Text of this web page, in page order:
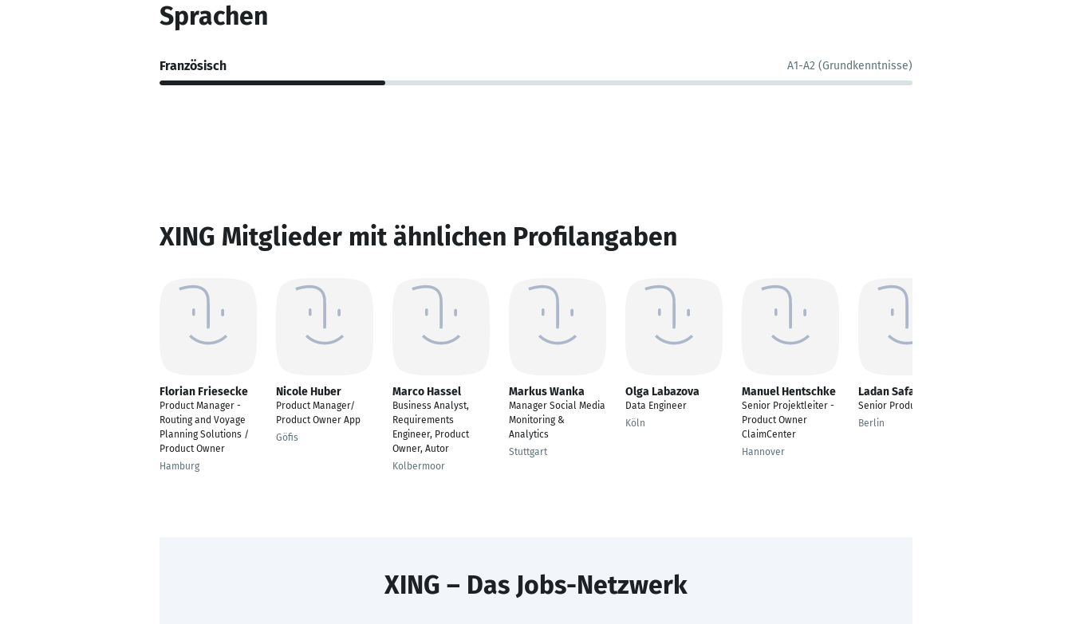
Sprachen
Französisch A1-A2 (Grundkenntnisse)
XING Mitglieder mit ähnlichen Profilangaben
Florian Friesecke
Product Manager -
Routing and Voyage
Planning Solutions /
Product Owner
Hamburg
Nicole Huber
Product Manager/
Product Owner App
Göfis
Marco Hassel
Business Analyst,
Requirements
Engineer, Product
Owner, Autor
Kolbermoor
Markus Wanka
Manager Social Media
Monitoring &
Analytics
Stuttgart
Olga Labazova
Data Engineer
Köln
Manuel Hentschke
Senior Projektleiter -
Product Owner
ClaimCenter
Hannover
Ladan Safari
Senior Product Owner
Berlin
XING – Das Jobs-Netzwerk